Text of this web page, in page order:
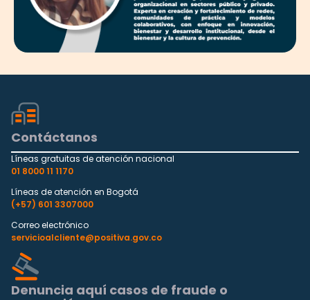
Contáctanos
Líneas gratuitas de atención nacional
01 8000 11 1170
Líneas de atención en Bogotá
(+57) 601 3307000
Correo electrónico
servicioalcliente@positiva.gov.co
Denuncia aquí casos de fraude o